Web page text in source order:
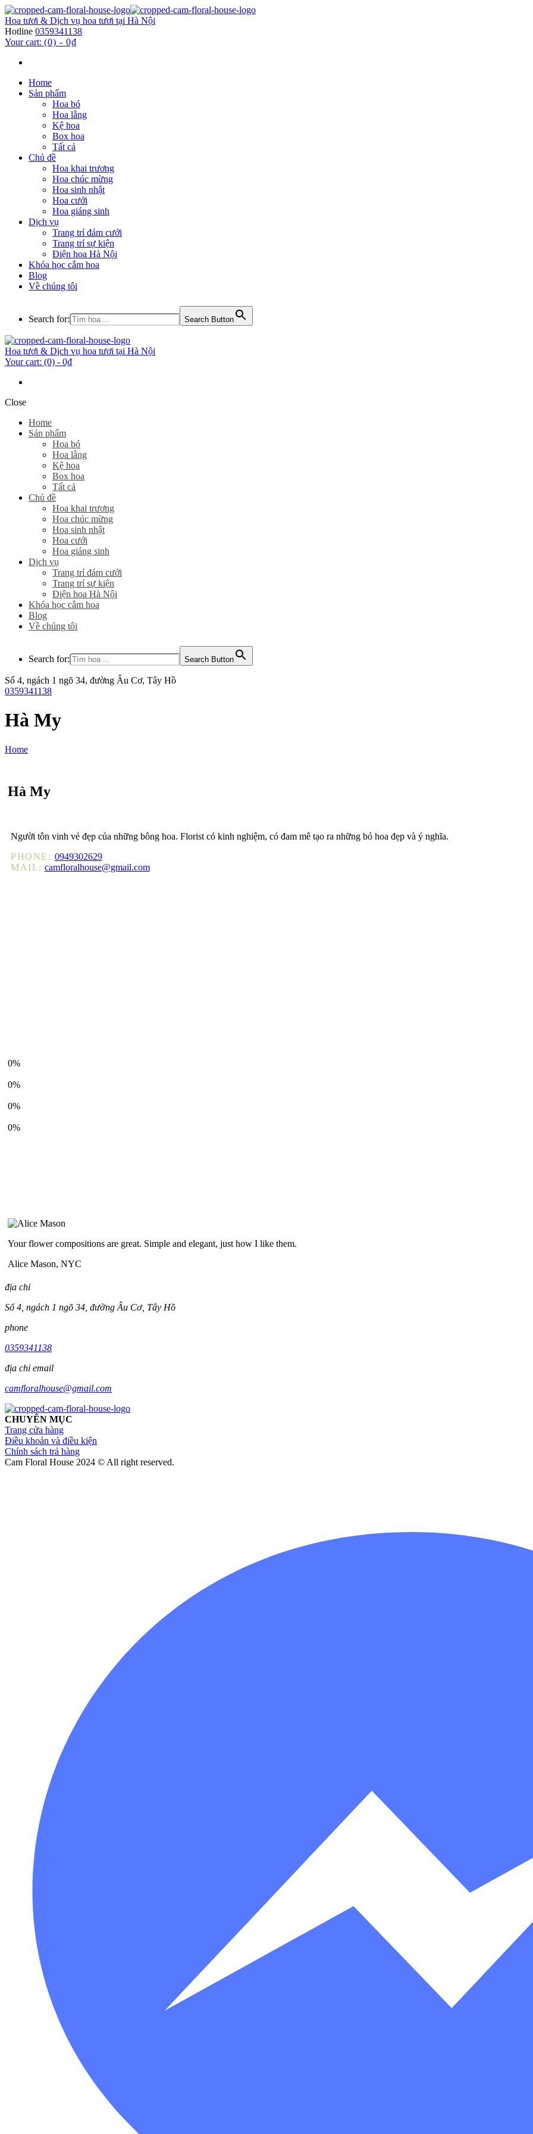
Hoa tươi & Dịch vụ hoa tươi tại Hà Nội
Hotline 0359341138
Your cart: (0) - 0₫
Home
Sản phẩm
Hoa bó
Hoa lẵng
Kệ hoa
Box hoa
Tất cả
Chủ đề
Hoa khai trương
Hoa chúc mừng
Hoa sinh nhật
Hoa cưới
Hoa giáng sinh
Dịch vụ
Trang trí đám cưới
Trang trí sự kiện
Điện hoa Hà Nội
Khóa học cắm hoa
Blog
Về chúng tôi
Search for: Search Button
Hoa tươi & Dịch vụ hoa tươi tại Hà Nội
Your cart: (0) - 0₫
Close
Home
Sản phẩm
Hoa bó
Hoa lẵng
Kệ hoa
Box hoa
Tất cả
Chủ đề
Hoa khai trương
Hoa chúc mừng
Hoa sinh nhật
Hoa cưới
Hoa giáng sinh
Dịch vụ
Trang trí đám cưới
Trang trí sự kiện
Điện hoa Hà Nội
Khóa học cắm hoa
Blog
Về chúng tôi
Search for: Search Button
Số 4, ngách 1 ngõ 34, đường Âu Cơ, Tây Hồ
0359341138
Hà My
Home
Hà My
Người tôn vinh vẻ đẹp của những bông hoa. Florist có kinh nghiệm, có đam mê tạo ra những bó hoa đẹp và ý nghĩa.
PHONE: 0949302629
MAIL: camfloralhouse@gmail.com
0%
0%
0%
0%
Your flower compositions are great. Simple and elegant, just how I like them.
Alice Mason, NYC
địa chỉ
Số 4, ngách 1 ngõ 34, đường Âu Cơ, Tây Hồ
phone
0359341138
địa chỉ email
camfloralhouse@gmail.com
CHUYÊN MỤC
Trang cửa hàng
Điều khoản và điều kiện
Chính sách trả hàng
Cam Floral House 2024 © All right reserved.